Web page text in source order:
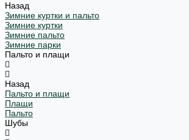
Назад
Зимние куртки и пальто
Зимние куртки
Зимние пальто
Зимние парки
Пальто и плащи
Назад
Пальто и плащи
Плащи
Пальто
Шубы